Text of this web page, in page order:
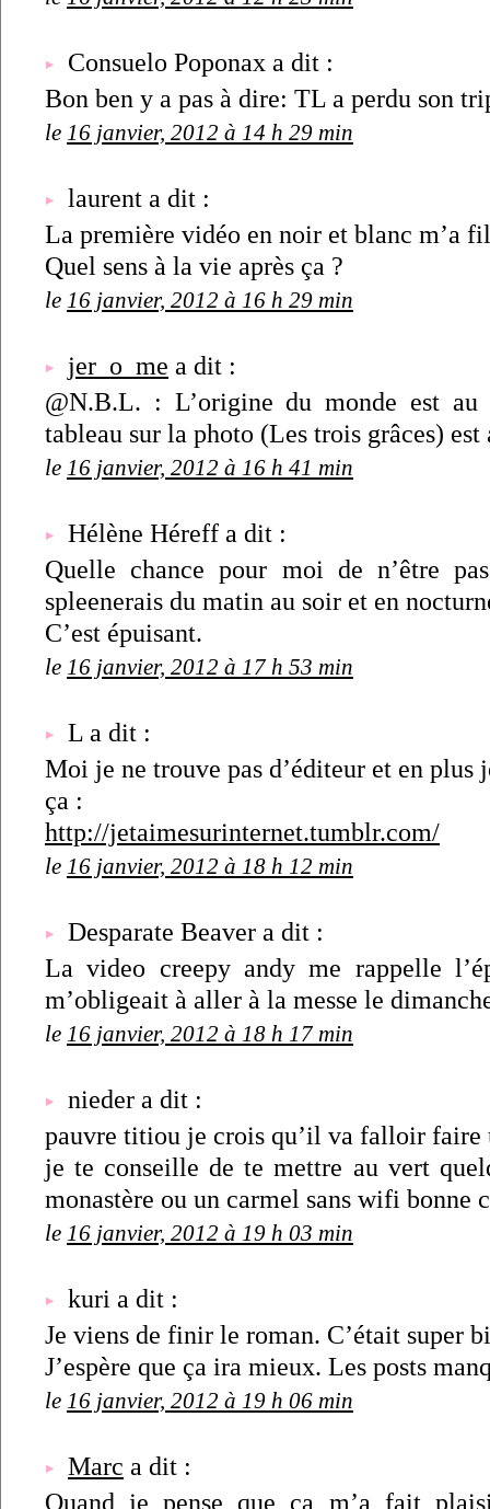
Consuelo Poponax a dit :
Bon ben y a pas à dire: TL a perdu son
le 16 janvier, 2012 à 14 h 29 min
laurent a dit :
La première vidéo en noir et blanc m’a
Quel sens à la vie après ça ?
le 16 janvier, 2012 à 16 h 29 min
jer_o_me a dit :
@N.B.L. : L’origine du monde est au
tableau sur la photo (Les trois grâces)
le 16 janvier, 2012 à 16 h 41 min
Hélène Héreff a dit :
Quelle chance pour moi de n’être
spleenerais du matin au soir et en
C’est épuisant.
le 16 janvier, 2012 à 17 h 53 min
L a dit :
Moi je ne trouve pas d’éditeur et en plus
ça :
http://jetaimesurinternet.tumblr.com/
le 16 janvier, 2012 à 18 h 12 min
Desparate Beaver a dit :
La video creepy andy me rappelle
m’obligeait à aller à la messe le
le 16 janvier, 2012 à 18 h 17 min
nieder a dit :
pauvre titiou je crois qu’il va falloir faire
je te conseille de te mettre au vert
monastère ou un carmel sans wifi bonne
le 16 janvier, 2012 à 19 h 03 min
kuri a dit :
Je viens de finir le roman. C’était super
J’espère que ça ira mieux. Les posts
le 16 janvier, 2012 à 19 h 06 min
Marc a dit :
Quand je pense que ca m’a fait